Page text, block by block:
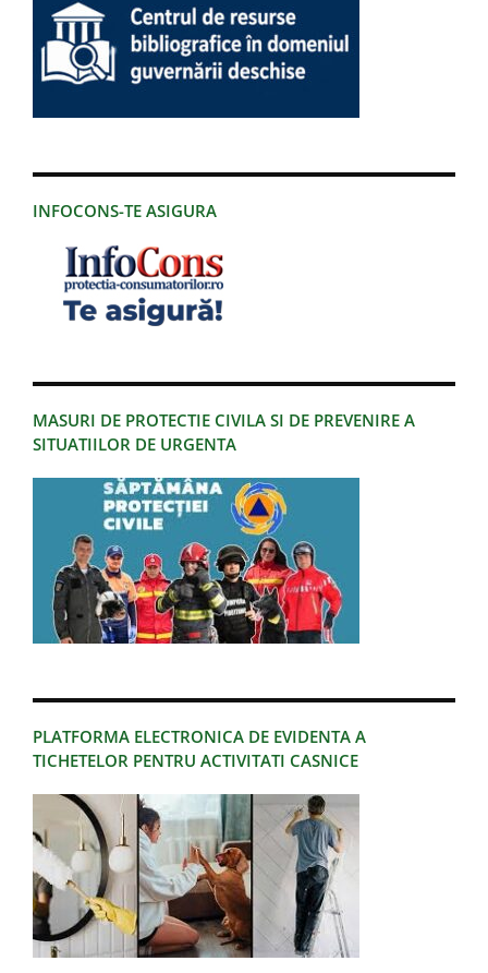
INFOCONS-TE ASIGURA
MASURI DE PROTECTIE CIVILA SI DE PREVENIRE A
SITUATIILOR DE URGENTA
PLATFORMA ELECTRONICA DE EVIDENTA A
TICHETELOR PENTRU ACTIVITATI CASNICE